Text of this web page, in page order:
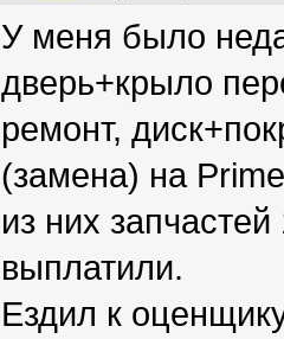
У меня было
дверь+крыло
ремонт,
(замена) на
из них
выплатили.
Ездил к